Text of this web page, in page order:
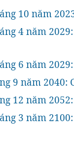
10 năm
4 năm
6 năm
9 năm 2040:
12 năm
3 năm